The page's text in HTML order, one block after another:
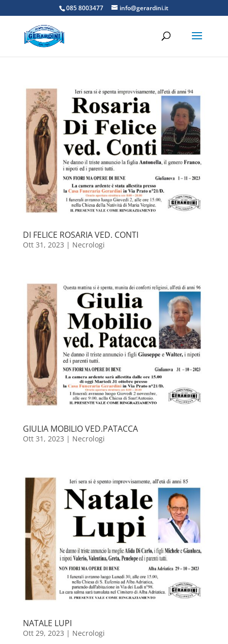
085 8003477 info@gerardini.it
DI FELICE ROSARIA VED. CONTI
Ott 31, 2023 | Necrologi
GIULIA MOBILIO VED.PATACCA
Ott 31, 2023 | Necrologi
NATALE LUPI
Ott 29, 2023 | Necrologi